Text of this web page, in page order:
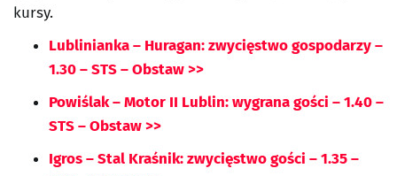
kursy.
Lublinianka – Huragan: zwycięstwo gospodarzy –
1.30 – STS – Obstaw >>
Powiślak – Motor II Lublin: wygrana gości – 1.40 –
STS – Obstaw >>
Igros – Stal Kraśnik: zwycięstwo gości – 1.35 –